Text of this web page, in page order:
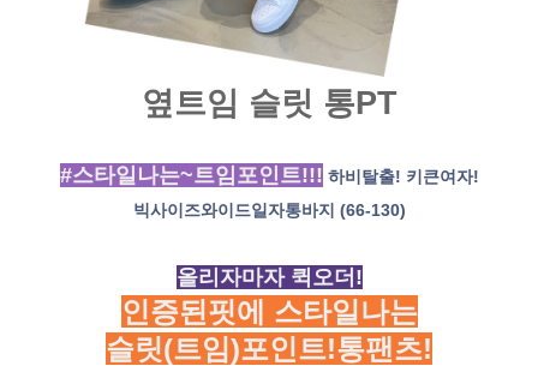
옆트임 슬릿 통PT
#스타일나는~트임포인트!!! 하비탈출! 키큰여자!
빅사이즈와이드일자통바지 (66-130)
올리자마자 퀵오더!
인증된핏에 스타일나는
슬릿(트임)포인트!통팬츠!